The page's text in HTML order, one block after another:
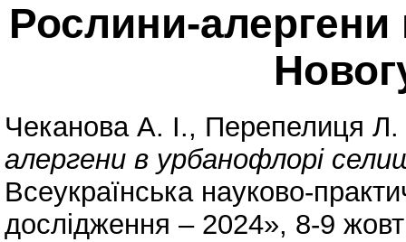
Рослини-
Чеканова А. І., Перепелиця
алергени в урбанофлорі
Всеукраїнська науково-
дослідження – 2024», 8-9